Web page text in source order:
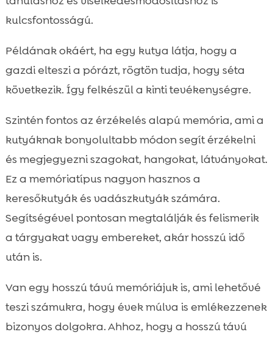
kulcsfontosságú.
Példának okáért, ha egy kutya látja, hogy a
gazdi elteszi a pórázt, rögtön tudja, hogy séta
következik. Így felkészül a kinti tevékenységre.
Szintén fontos az érzékelés alapú memória, ami a
kutyáknak bonyolultabb módon segít érzékelni
és megjegyezni szagokat, hangokat, látványokat.
Ez a memóriatípus nagyon hasznos a
keresőkutyák és vadászkutyák számára.
Segítségével pontosan megtalálják és felismerik
a tárgyakat vagy embereket, akár hosszú idő
után is.
Van egy hosszú távú memóriájuk is, ami lehetővé
teszi számukra, hogy évek múlva is emlékezzenek
bizonyos dolgokra. Ahhoz, hogy a hosszú távú